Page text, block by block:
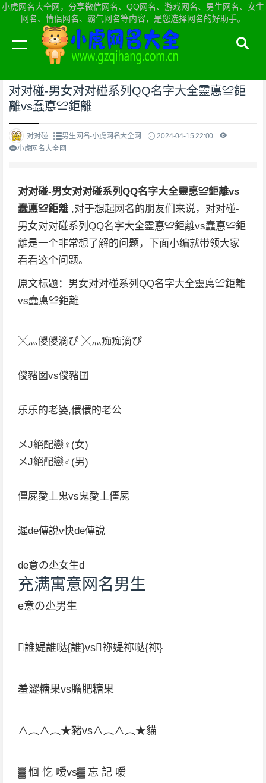
小虎网名大全网，分享微信网名、QQ网名、游戏网名、男生网名、女生
网名、情侣网名、霸气网名等内容，是您选择网名的好助手。
当前位置：小虎网名大全网首页>男生网名
对对碰-男女对对碰系列QQ名字大全靈悳≌鉅
離vs蠢悳≌鉅離
对对碰 男生网名-小虎网名大全网
2024-04-15 22:00
小虎网名大全网
对对碰-男女对对碰系列QQ名字大全靈悳≌鉅離vs
蠢悳≌鉅離 ,对于想起网名的朋友们来说，对对碰-
男女对对碰系列QQ名字大全靈悳≌鉅離vs蠢悳≌鉅
離是一个非常想了解的问题，下面小编就带领大家
看看这个问题。
原文标题：男女对对碰系列QQ名字大全靈悳≌鉅離
vs蠢悳≌鉅離
╳灬儍儍滴ぴ ╳灬痴痴滴ぴ
儍豬囡vs儍豬囝
乐乐的老婆,儇儇的老公
メJ絕配戀♀(女)
メJ絕配戀♂(男)
僵屍愛丄鬼vs鬼愛丄僵屍
遲dē傳說v快dē傳說
de意の尐女生d
充满寓意网名男生
e意の尐男生
誰媞誰哒{誰}vs祢媞祢哒{祢}
羞澀糖果vs膽肥糖果
∧︵∧︵★豬vs∧︵∧︵★貓
▓ 恛 忔 嗳vs▓ 忘 記 嗳